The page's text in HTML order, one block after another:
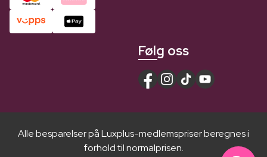
Følg oss
Alle besparelser på Luxplus-medlemspriser beregnes i
forhold til normalprisen.